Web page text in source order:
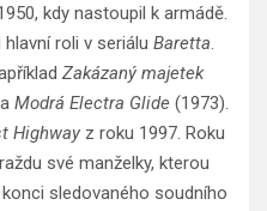
kdy nastoupil k armádě.
roli v seriálu Baretta.
Zakázaný majetek
Modrá Electra Glide (1973).
Highway z roku 1997. Roku
své manželky, kterou
sledovaného soudního